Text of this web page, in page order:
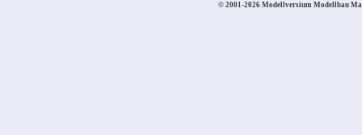
© 2001-2026 Modellversium Modellbau